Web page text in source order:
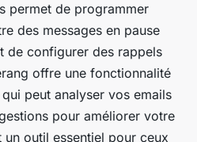
permet de programmer
des messages en pause
de configurer des rappels
offre une fonctionnalité
peut analyser vos emails
pour améliorer votre
un outil essentiel pour ceux